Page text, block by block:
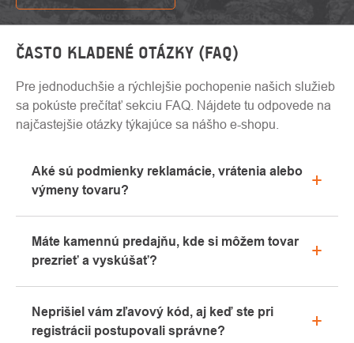
ČASTO KLADENÉ OTÁZKY (FAQ)
Pre jednoduchšie a rýchlejšie pochopenie našich služieb
sa pokúste prečítať sekciu FAQ. Nájdete tu odpovede na
najčastejšie otázky týkajúce sa nášho e-shopu.
Aké sú podmienky reklamácie, vrátenia alebo
výmeny tovaru?
"Všetko o nákupe" alebo nás kontaktujte e-mailom
alebo telefonicky.
Máte kamennú predajňu, kde si môžem tovar
prezrieť a vyskúšať?
Kolíne. Radi vám tu poradíme s výberom vhodného
vybavenia, ktoré si môžete vyskúšať priamo v
Neprišiel vám zľavový kód, aj keď ste pri
registrácii postupovali správne?